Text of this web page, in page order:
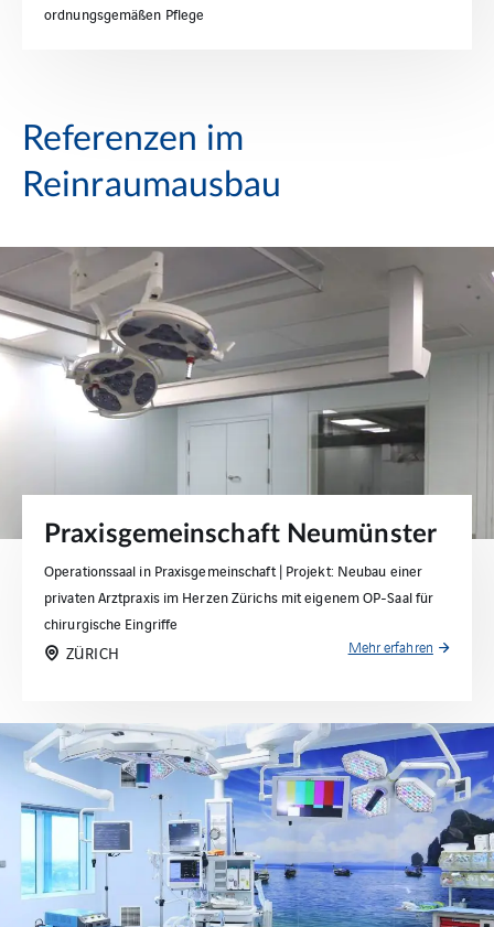
ordnungsgemäßen Pflege
Referenzen im
Reinraumausbau
Praxisgemeinschaft Neumünster
Operationssaal in Praxisgemeinschaft | Projekt: Neubau einer
privaten Arztpraxis im Herzen Zürichs mit eigenem OP-Saal für
chirurgische Eingriffe
ZÜRICH Mehr erfahren